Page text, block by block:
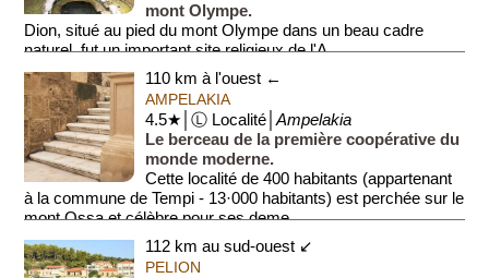
mont Olympe.
Dion, situé au pied du mont Olympe dans un beau cadre
naturel, fut un important site religieux de l'A...
110 km à l'ouest ←
AMPELAKIA
4.5★│Ⓛ Localité│Ampelakia
Le berceau de la première coopérative du
monde moderne.
Cette localité de 400 habitants (appartenant
à la commune de Tempi - 13·000 habitants) est perchée sur le
mont Ossa et célèbre pour ses deme...
112 km au sud-ouest ↙
PELION